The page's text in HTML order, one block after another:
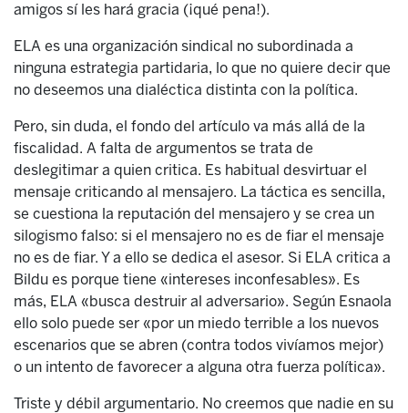
amigos sí les hará gracia (¡qué pena!).
ELA es una organización sindical no subordinada a
ninguna estrategia partidaria, lo que no quiere decir que
no deseemos una dialéctica distinta con la política.
Pero, sin duda, el fondo del artículo va más allá de la
fiscalidad. A falta de argumentos se trata de
deslegitimar a quien critica. Es habitual desvirtuar el
mensaje criticando al mensajero. La táctica es sencilla,
se cuestiona la reputación del mensajero y se crea un
silogismo falso: si el mensajero no es de fiar el mensaje
no es de fiar. Y a ello se dedica el asesor. Si ELA critica a
Bildu es porque tiene «intereses inconfesables». Es
más, ELA «busca destruir al adversario». Según Esnaola
ello solo puede ser «por un miedo terrible a los nuevos
escenarios que se abren (contra todos vivíamos mejor)
o un intento de favorecer a alguna otra fuerza política».
Triste y débil argumentario. No creemos que nadie en su